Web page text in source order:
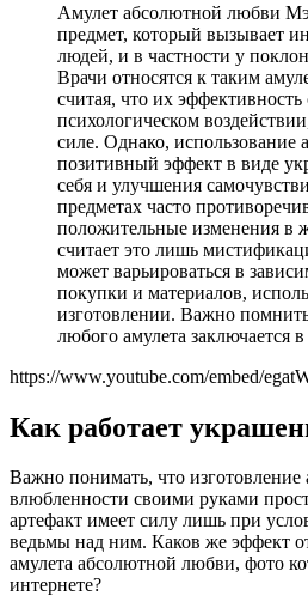
Амулет абсолютной любви
предмет, который вызывает
людей, и в частности у
Врачи относятся к таким
считая, что их
психологическом
силе. Однако, использование
позитивный эффект в виде
себя и улучшения
предметах часто
положительные изменения в
считает это лишь
может варьироваться в
покупки и материалов,
изготовлении. Важно
любого амулета заключается в
https://www.youtube.com/embed/
Как работает
Важно понимать, что изготовление
влюбленности своими руками
артефакт имеет силу лишь при
ведьмы над ним. Каков же эффект
амулета абсолютной любви, фото
интернете?